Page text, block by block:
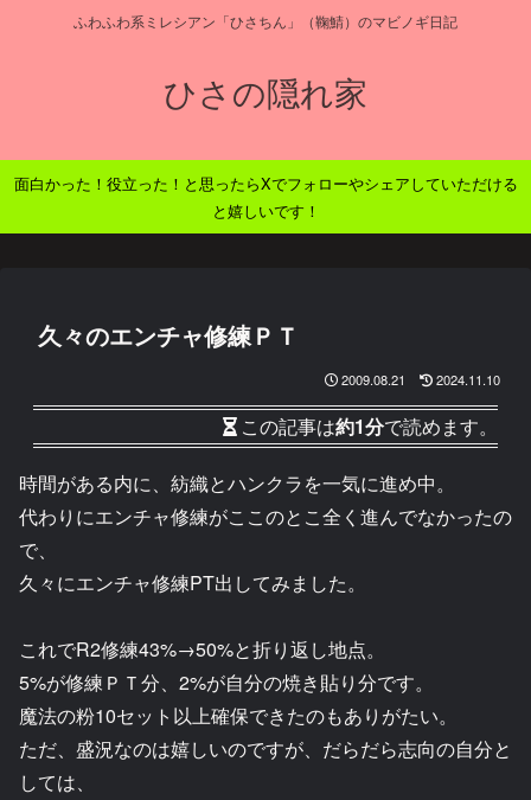
ふわふわ系ミレシアン「ひさちん」（鞠鯖）のマビノギ日記
ひさの隠れ家
面白かった！役立った！と思ったらXでフォローやシェアしていただける
と嬉しいです！
久々のエンチャ修練ＰＴ
2009.08.21 2024.11.10
この記事は約1分で読めます。
時間がある内に、紡織とハンクラを一気に進め中。
代わりにエンチャ修練がここのとこ全く進んでなかったの
で、
久々にエンチャ修練PT出してみました。
これでR2修練43%→50%と折り返し地点。
5%が修練ＰＴ分、2%が自分の焼き貼り分です。
魔法の粉10セット以上確保できたのもありがたい。
ただ、盛況なのは嬉しいのですが、だらだら志向の自分と
しては、